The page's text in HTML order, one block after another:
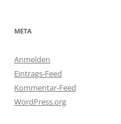
META
Anmelden
Eintrags-Feed
Kommentar-Feed
WordPress.org